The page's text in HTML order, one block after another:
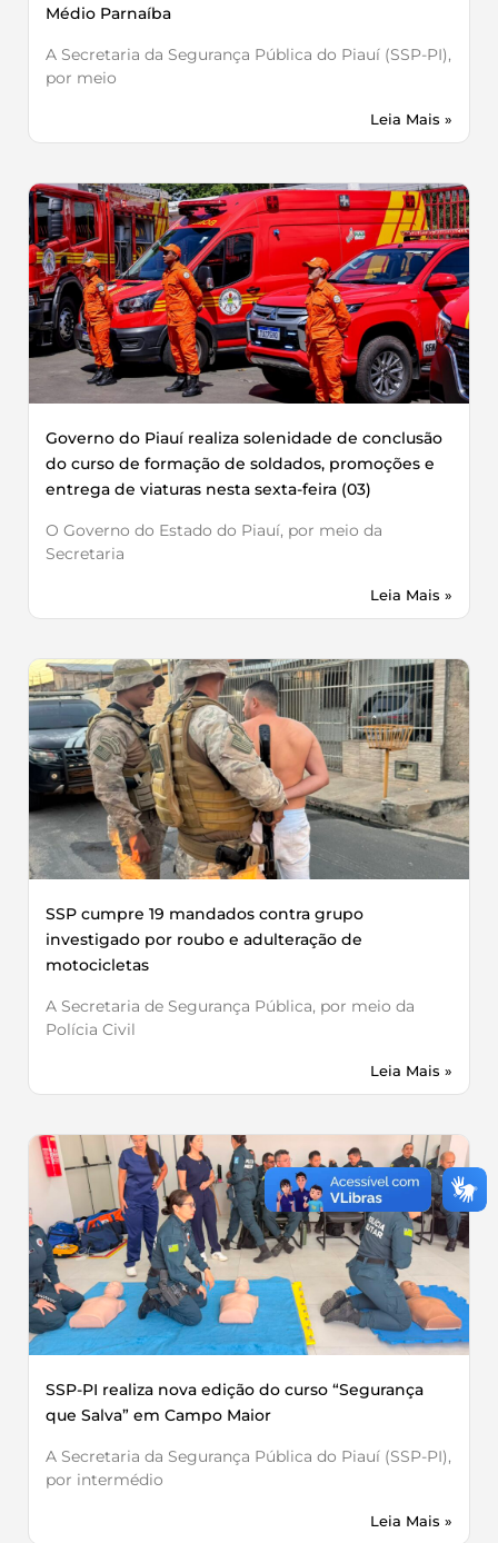
Médio Parnaíba
A Secretaria da Segurança Pública do Piauí (SSP-PI),
por meio
Leia Mais »
Governo do Piauí realiza solenidade de conclusão
do curso de formação de soldados, promoções e
entrega de viaturas nesta sexta-feira (03)
O Governo do Estado do Piauí, por meio da
Secretaria
Leia Mais »
SSP cumpre 19 mandados contra grupo
investigado por roubo e adulteração de
motocicletas
A Secretaria de Segurança Pública, por meio da
Polícia Civil
Leia Mais »
SSP-PI realiza nova edição do curso “Segurança
que Salva” em Campo Maior
A Secretaria da Segurança Pública do Piauí (SSP-PI),
por intermédio
Leia Mais »